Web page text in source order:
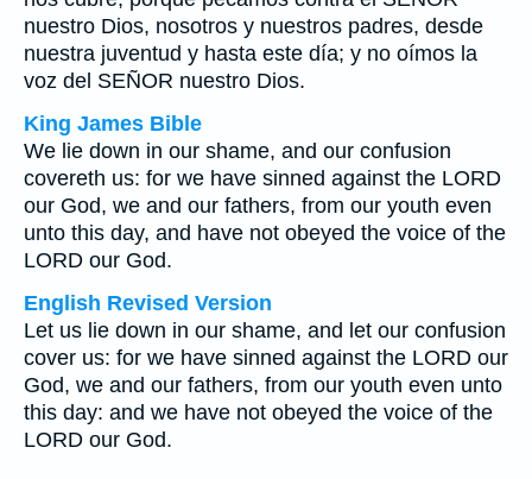
nuestro Dios, nosotros y nuestros padres, desde
nuestra juventud y hasta este día; y no oímos la
voz del SEÑOR nuestro Dios.
King James Bible
We lie down in our shame, and our confusion
covereth us: for we have sinned against the LORD
our God, we and our fathers, from our youth even
unto this day, and have not obeyed the voice of the
LORD our God.
English Revised Version
Let us lie down in our shame, and let our confusion
cover us: for we have sinned against the LORD our
God, we and our fathers, from our youth even unto
this day: and we have not obeyed the voice of the
LORD our God.